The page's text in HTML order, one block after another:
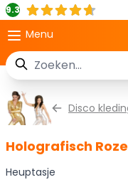
9.3
Menu
Disco
Holografisch
Heuptasje